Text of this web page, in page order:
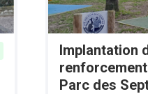
Implantation
Parc des